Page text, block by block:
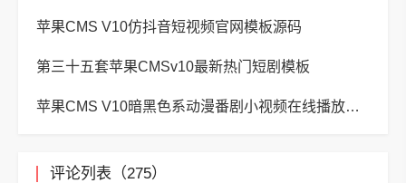
苹果CMS V10仿抖音短视频官网模板源码
第三十五套苹果CMSv10最新热门短剧模板
苹果CMS V10暗黑色系动漫番剧小视频在线播放主题模板
评论列表（275）